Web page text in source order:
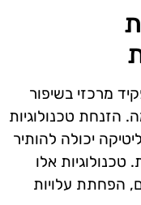
מרכזי בשיפור
טכנולוגיות
יכולה להותיר
אלו
הפחתת עלויות